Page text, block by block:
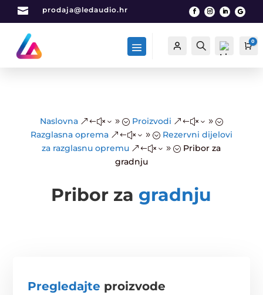
 prodaja@ledaudio.hr
Račun Traži
List
a -
0
Naslovna &#x39; Proizvodi &#x39;
Razglasna oprema &#x39; Rezervni dijelovi
za razglasnu opremu &#x39; Pribor za
gradnju
Pribor za gradnju
Pregledajte proizvode